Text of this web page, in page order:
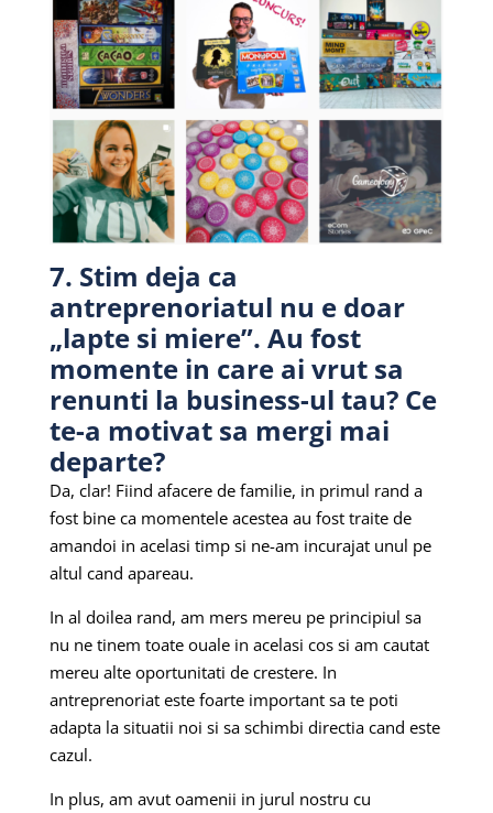
7. Stim deja ca
antreprenoriatul nu e doar
„lapte si miere”. Au fost
momente in care ai vrut sa
renunti la business-ul tau? Ce
te-a motivat sa mergi mai
departe?
Da, clar! Fiind afacere de familie, in primul rand a
fost bine ca momentele acestea au fost traite de
amandoi in acelasi timp si ne-am incurajat unul pe
altul cand apareau.
In al doilea rand, am mers mereu pe principiul sa
nu ne tinem toate ouale in acelasi cos si am cautat
mereu alte oportunitati de crestere. In
antreprenoriat este foarte important sa te poti
adapta la situatii noi si sa schimbi directia cand este
cazul.
In plus, am avut oamenii in jurul nostru cu